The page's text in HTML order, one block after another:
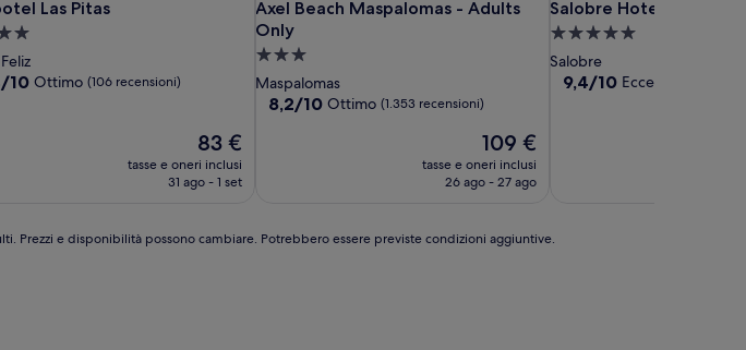
Las Pitas
Las Pitas
10 Ottimo (106 recensioni)
Il
prezzo
attuale
83 €
tasse e oneri inclusi
31 ago - 1 set
Axel Beach Maspalomas - Adults
Only
Axel Beach Maspalomas - Adults Only
Struttura
a
3.0
Maspalomas
8.2
8,2/10 Ottimo (1.353 recensioni)
Il
prezzo
attuale
109 €
tasse e oneri inclusi
26 ago - 27 ago
Salobre Hotel Resort &
Salobre Hotel Resort &
Struttura
a
5.0
Salobre
9.4
9,4/10 Eccezionale
Prezzi e disponibilità possono cambiare. Potrebbero essere previste condizioni aggiuntive.